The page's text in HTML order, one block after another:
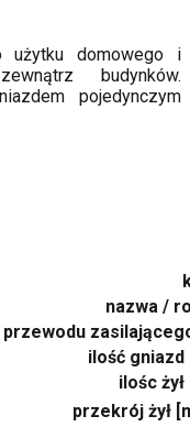
użytku domowego i
budynków.
pojedynczym
nazwa /
przewodu
ilość
ilośc
przekrój żył